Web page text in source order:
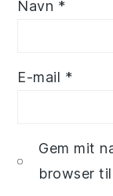
Navn *
E-mail *
Gem mit
browser